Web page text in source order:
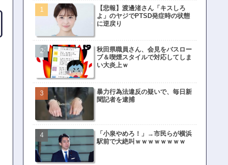
【悲報】渡邊渚さん「キスしろ
よ」のヤジでPTSD発症時の状態
に逆戻り
秋田県職員さん、会見をバスロー
ブ＆喫煙スタイルで対応してしま
い大炎上ｗ
暴力行為法違反の疑いで、毎日新
聞記者を逮捕
「小泉やめろ！」→市民らが横浜
駅前で大絶叫ｗｗｗｗｗｗｗｗ